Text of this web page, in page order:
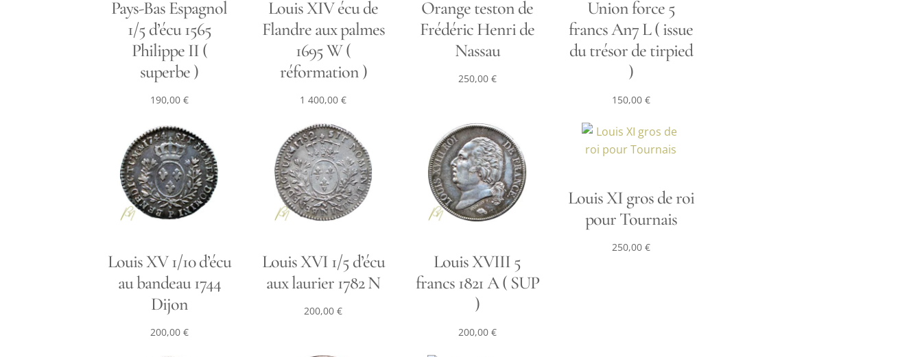
Pays-Bas Espagnol
1/5 d’écu 1565
Philippe II (
superbe )
190,00 €
Louis XIV écu de
Flandre aux palmes
1695 W (
réformation )
1 400,00€
Orange teston de
Frédéric Henri de
Nassau
250,00 €
Union force 5
francs An7 L ( issue
du trésor de tirpied
)
150,00 €
Louis XV 1/10 d’écu
au bandeau 1744
Dijon
200,00 €
Louis XVI 1/5 d’écu
aux laurier 1782 N
200,00€
Louis XVIII 5
francs 1821 A ( SUP
)
200,00 €
Louis XI gros de roi
pour Tournais
250,00 €